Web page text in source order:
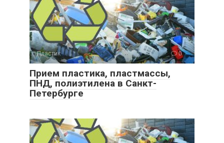
Пластик 0
Прием пластика, пластмассы,
ПНД, полиэтилена в Санкт-
Петербурге